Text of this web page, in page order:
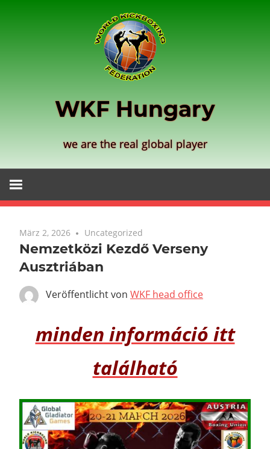
WKF Hungary
we are the real global player
März 2, 2026 Uncategorized
Nemzetközi Kezdő Verseny
Ausztriában
Veröffentlicht von WKF head office
minden információ itt
található